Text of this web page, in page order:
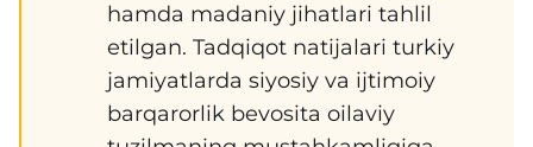
hamda madaniy jihatlari tahlil
etilgan. Tadqiqot natijalari turkiy
jamiyatlarda siyosiy va ijtimoiy
barqarorlik bevosita oilaviy